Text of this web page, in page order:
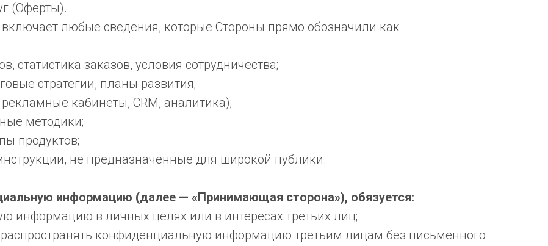
(Оферты).
любые сведения, которые Стороны прямо обозначили как
статистика заказов, условия сотрудничества;
стратегии, планы развития;
кабинеты, CRM, аналитика);
методики;
продуктов;
не предназначенные для широкой публики.
информацию (далее — «Принимающая сторона»), обязуется:
информацию в личных целях или в интересах третьих лиц;
конфиденциальную информацию третьим лицам без письменного